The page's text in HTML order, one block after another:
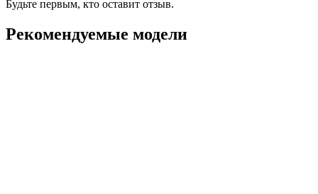
Будьте первым, кто оставит отзыв.
Рекомендуемые модели